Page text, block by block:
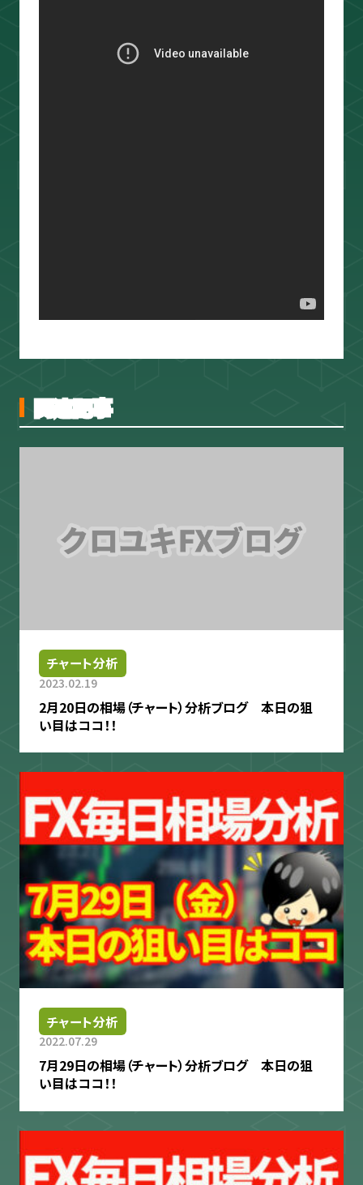
相場分析
関連記事
チャート分析
2023.02.19
2月20日の相場（チャート）分析ブログ 本日の狙
い目はココ！！
チャート分析
2022.07.29
7月29日の相場（チャート）分析ブログ 本日の狙
い目はココ！！